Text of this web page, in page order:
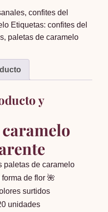
,confites del
Etiquetas:confites del
, paletas de caramelo
y
paletas de caramelo
de flor 🌺
surtidos
unidades